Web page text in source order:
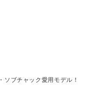
ソブチャック愛用モデル！